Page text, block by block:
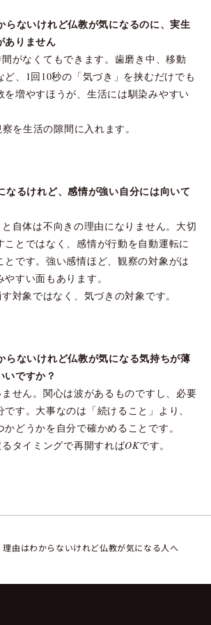
らないけれど仏教が気になるのに、実生
ありません
がなくてもできます。歯磨き中、移動
ど、1回10秒の「気づき」を挟むだけでも
を増やすほうが、生活には馴染みやすい
を生活の隙間に入れます。
なるけれど、感情が強い自分には向いて
自体は不向きの理由になりません。大切
ことではなく、感情が行動を自動運転に
とです。強い感情ほど、観察の対象がは
すい面もあります。
対象ではなく、気づきの対象です。
らないけれど仏教が気になる気持ちが薄
ですか？
せん。関心は波があるものですし、必要
す。大事なのは「続けること」より、
どうかを自分で確かめることです。
タイミングで再開すればOKです。
理由はわからないけれど仏教が気になる人へ